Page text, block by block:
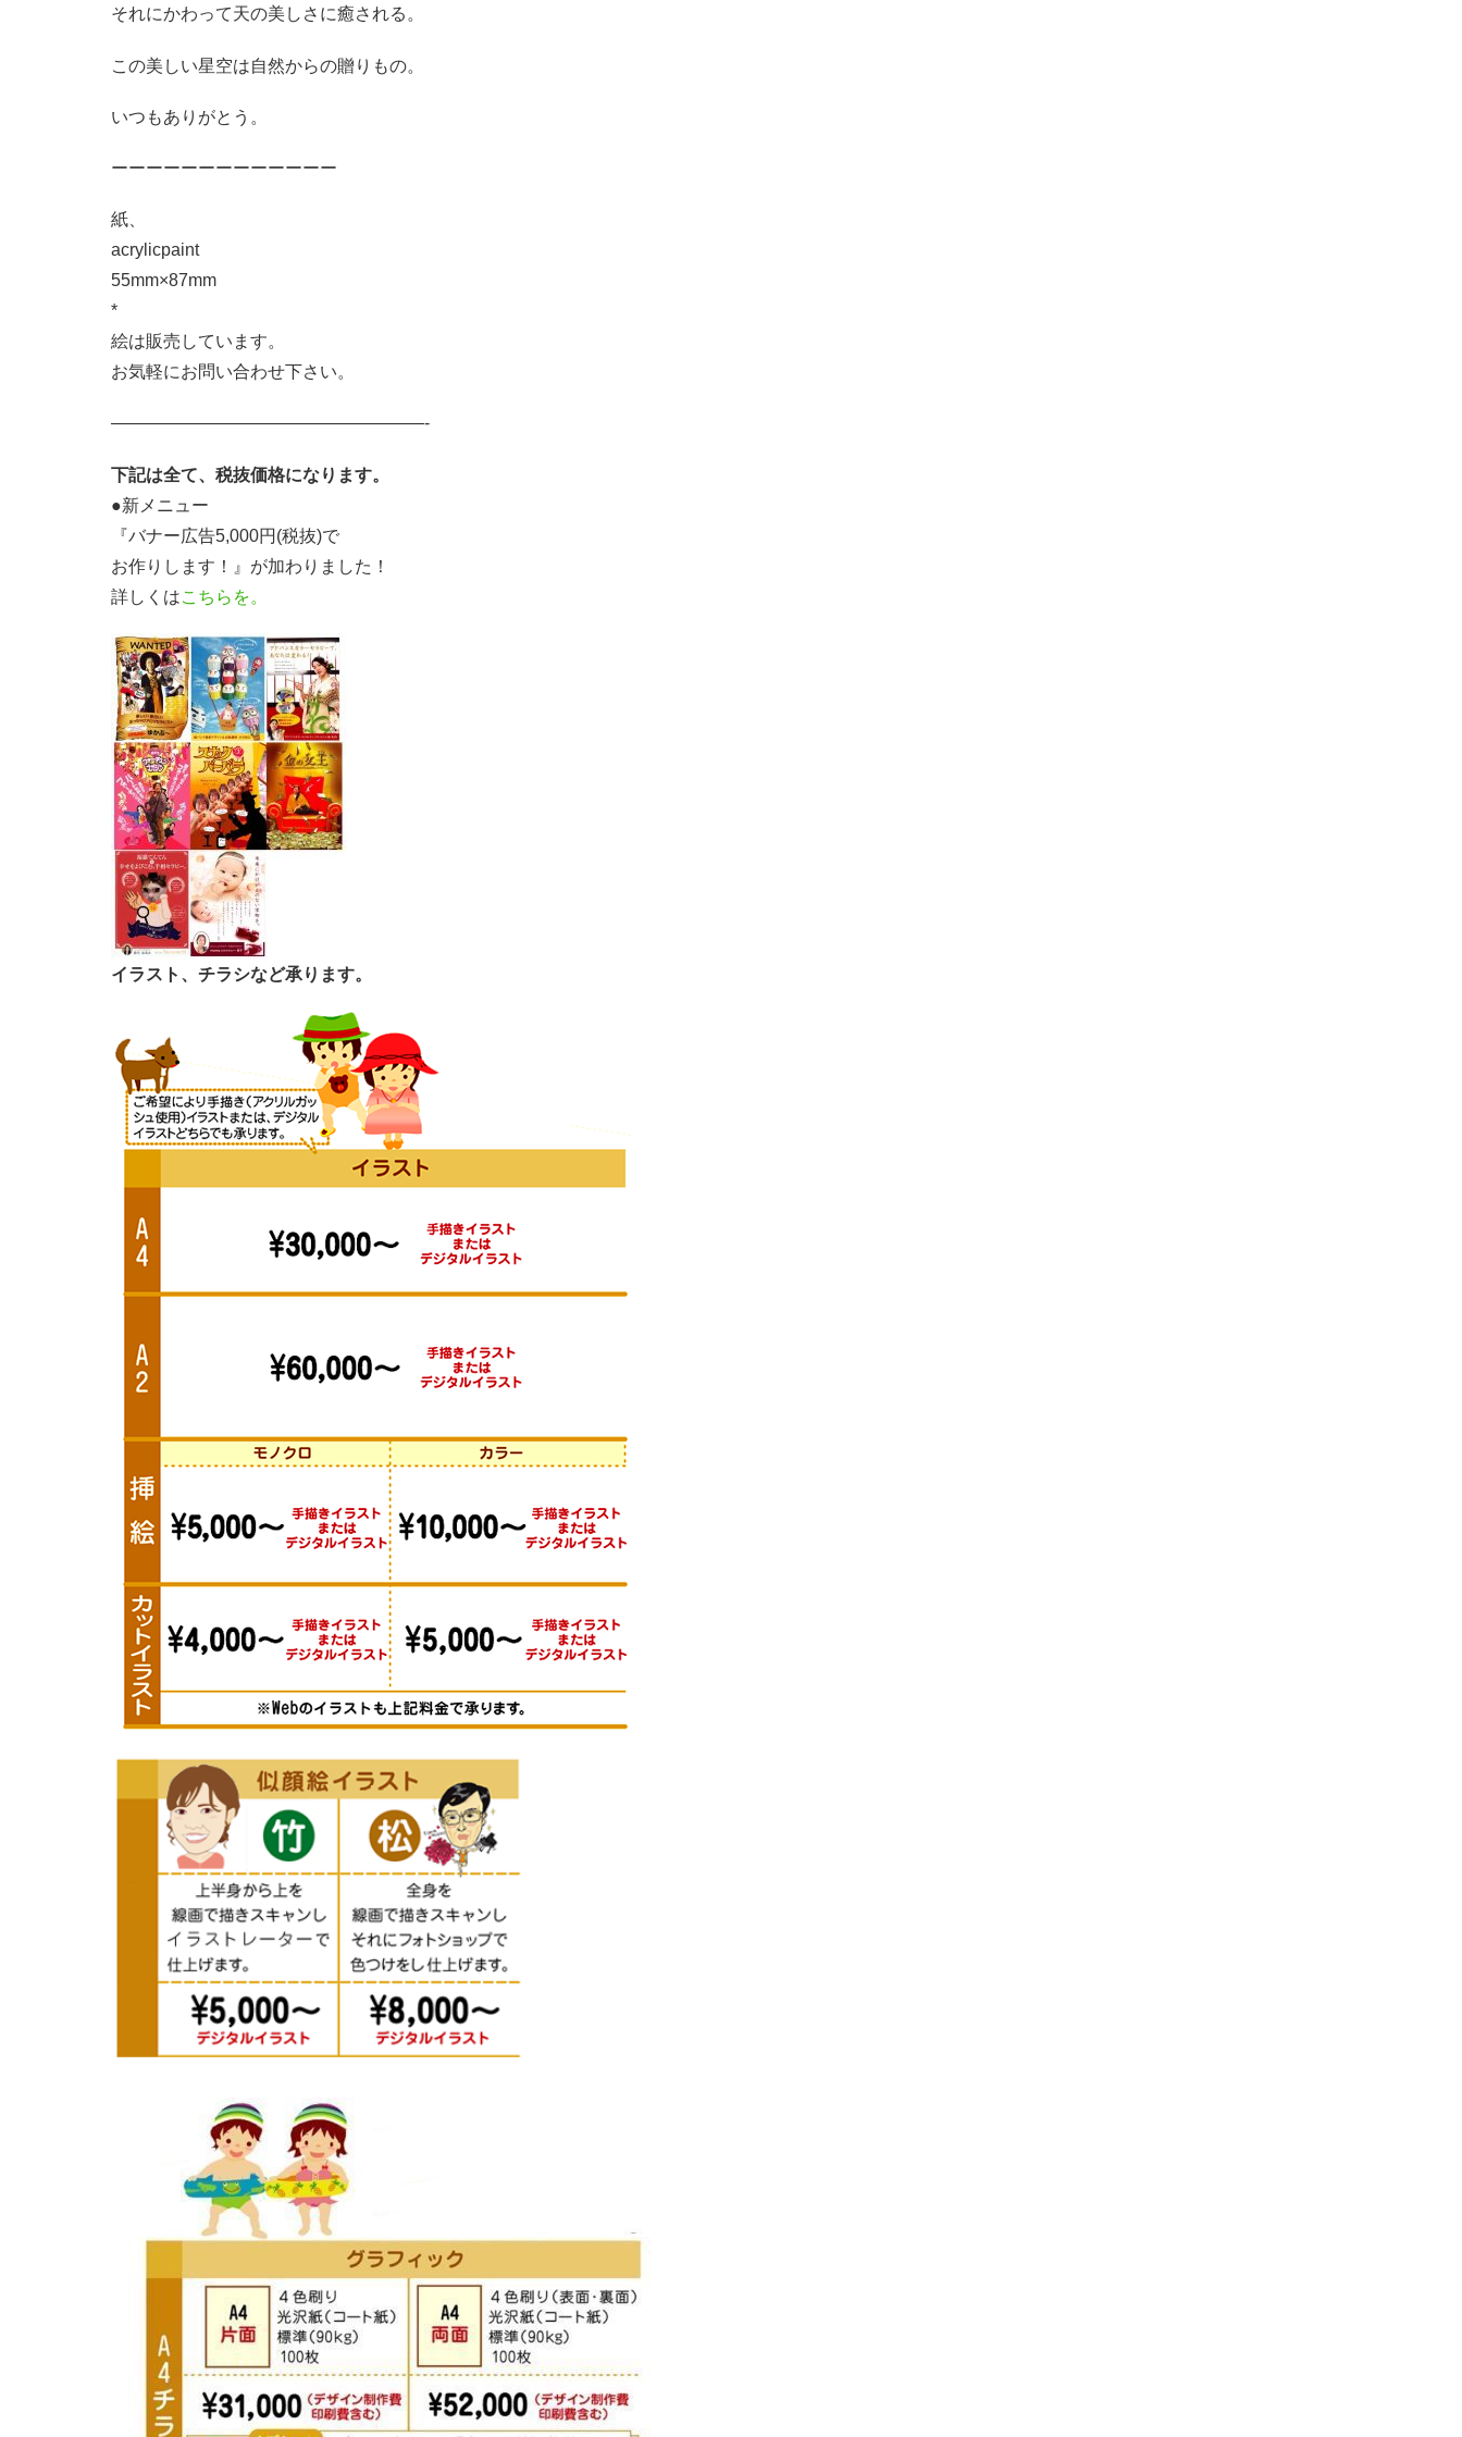
それにかわって天の美しさに癒される。
この美しい星空は自然からの贈りもの。
いつもありがとう。
ーーーーーーーーーーーーー
紙、
acrylicpaint
55mm×87mm
*
絵は販売しています。
お気軽にお問い合わせ下さい。
——————————————————-
下記は全て、税抜価格になります。
●新メニュー
『バナー広告5,000円(税抜)で
お作りします！』が加わりました！
詳しくはこちらを。
イラスト、チラシなど承ります。